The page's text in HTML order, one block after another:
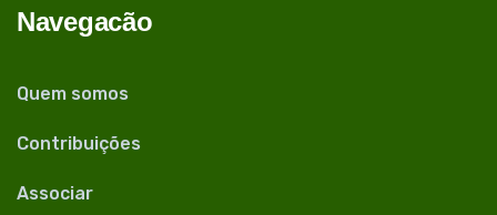
Navegacão
Quem somos
Contribuições
Associar